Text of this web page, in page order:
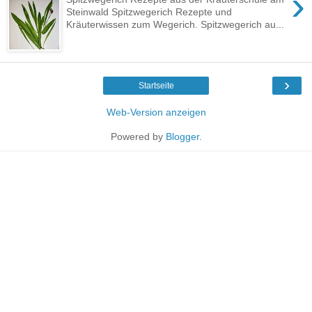
Steinwald Spitzwegerich Rezepte und
Kräuterwissen zum Wegerich. Spitzwegerich au...
›
Startseite
Web-Version anzeigen
Powered by Blogger.